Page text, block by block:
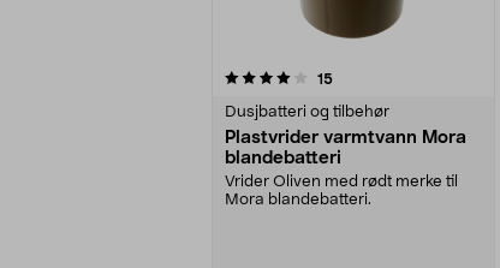
15anmeldelser
Dusjbatteri og tilbehør
Plastvrider varmtvann Mora
blandebatteri
Vrider Oliven med rødt merke til
Mora blandebatteri.
4.5av 5 stjerner